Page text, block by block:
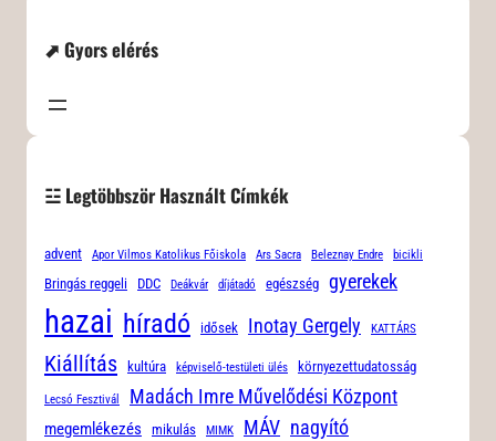
⬈ Gyors elérés
☳ Legtöbbször Használt Címkék
advent Apor Vilmos Katolikus Főiskola Ars Sacra Beleznay Endre bicikli
Bringás reggeli DDC Deákvár díjátadó egészség gyerekek
hazai híradó idősek Inotay Gergely KATTÁRS
Kiállítás kultúra képviselő-testületi ülés környezettudatosság
Lecsó Fesztivál Madách Imre Művelődési Központ
megemlékezés mikulás MIMK MÁV nagyító